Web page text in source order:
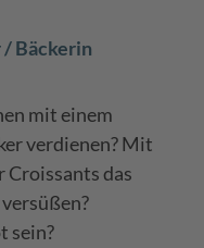
/ Bäckerin
mit einem
verdienen? Mit
Croissants das
sein?